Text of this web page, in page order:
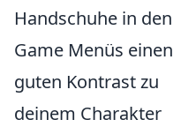
Handschuhe in den
Game Menüs einen
guten Kontrast zu
deinem Charakter